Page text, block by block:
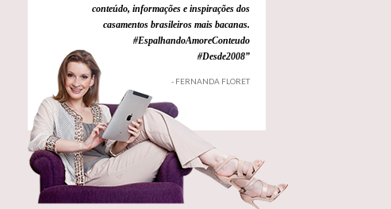
conteúdo, informações e inspirações dos
casamentos brasileiros mais bacanas.
#EspalhandoAmoreConteudo
#Desde2008”
- FERNANDA FLORET